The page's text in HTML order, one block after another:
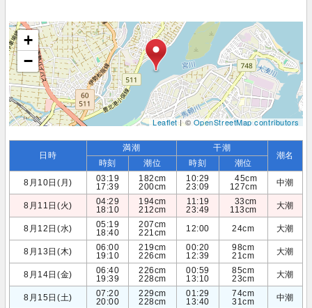
+
−
Leaflet| ©OpenStreetMap contributors
日時
満潮 干潮
潮名
時刻 潮位 時刻
潮位
8月10日(月)
03:19
17:39
182cm
200cm
10:29
23:09
45cm
127cm
中潮
8月11日(火)
04:29
18:10
194cm
212cm
11:19
23:49
33cm
113cm
大潮
8月12日(水)
05:19
18:40
207cm
221cm
12:00 24cm 大潮
8月13日(木)
06:00
19:10
219cm
226cm
00:20
12:39
98cm
21cm
大潮
8月14日(金)
06:40
19:39
226cm
228cm
00:59
13:10
85cm
23cm
大潮
8月15日(土)
07:20
20:00
229cm
228cm
01:29
13:40
74cm
31cm
中潮